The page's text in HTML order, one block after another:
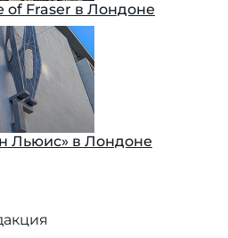
of Fraser в Лондоне
Льюис» в Лондоне